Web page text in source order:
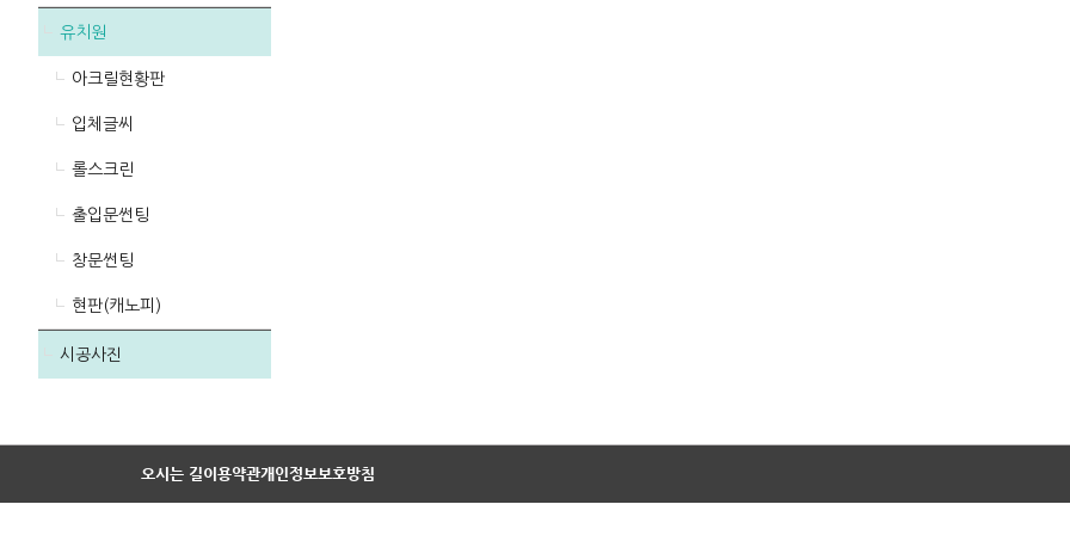
유치원
아크릴현황판
입체글씨
롤스크린
출입문썬팅
창문썬팅
현판(캐노피)
시공사진
오시는 길이용약관개인정보보호방침